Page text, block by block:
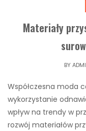
Materiały
BY
Współczesna moda
wykorzystanie
wpływ na trendy w
rozwój materiałów